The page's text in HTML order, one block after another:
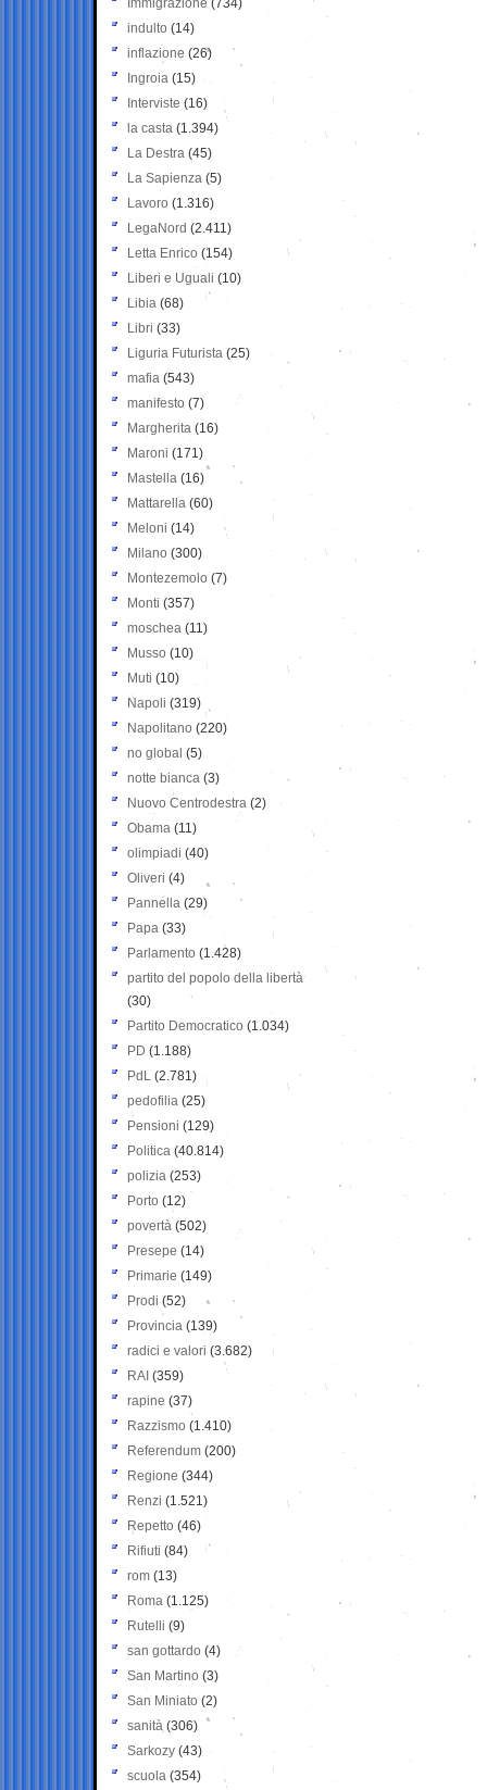
Immigrazione (734)
indulto (14)
inflazione (26)
Ingroia (15)
Interviste (16)
la casta (1.394)
La Destra (45)
La Sapienza (5)
Lavoro (1.316)
LegaNord (2.411)
Letta Enrico (154)
Liberi e Uguali (10)
Libia (68)
Libri (33)
Liguria Futurista (25)
mafia (543)
manifesto (7)
Margherita (16)
Maroni (171)
Mastella (16)
Mattarella (60)
Meloni (14)
Milano (300)
Montezemolo (7)
Monti (357)
moschea (11)
Musso (10)
Muti (10)
Napoli (319)
Napolitano (220)
no global (5)
notte bianca (3)
Nuovo Centrodestra (2)
Obama (11)
olimpiadi (40)
Oliveri (4)
Pannella (29)
Papa (33)
Parlamento (1.428)
partito del popolo della libertà
(30)
Partito Democratico (1.034)
PD (1.188)
PdL (2.781)
pedofilia (25)
Pensioni (129)
Politica (40.814)
polizia (253)
Porto (12)
povertà (502)
Presepe (14)
Primarie (149)
Prodi (52)
Provincia (139)
radici e valori (3.682)
RAI (359)
rapine (37)
Razzismo (1.410)
Referendum (200)
Regione (344)
Renzi (1.521)
Repetto (46)
Rifiuti (84)
rom (13)
Roma (1.125)
Rutelli (9)
san gottardo (4)
San Martino (3)
San Miniato (2)
sanità (306)
Sarkozy (43)
scuola (354)